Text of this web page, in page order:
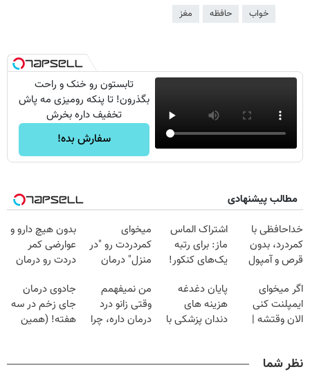
خواب حافظه مغز
تابستون رو خنک و راحت
بگذرون! تا پنکه رومیزی مه پاش
تخفیف داره بخرش
سفارش بده!
مطالب پیشنهادی
خداحافظی با
کمردرد، بدون
قرص و آمپول
اشتراک الماس
ماز: برای رتبه
یک‌های کنکور!
میخوای
کمردردت رو "در
منزل" درمان
◂پرسش‌نامه)
بدون هیچ دارو و
عوارضی کمر
دردت رو درمان
(پرسش‌نامه)
اگر میخوای
ایمپلنت کنی
الان وقتشه |
پایان دغدغه
هزینه های
دندان پزشکی با
من نمیفهمم
وقتی زانو درد
درمان داره، چرا
جادوی درمان
جای زخم در سه
هفته! (همین
نظر شما